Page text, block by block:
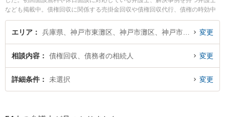
なども掲載中。債権回収に関係する売掛金回収や債権回収代行、債権の時効中
断等の細かな分野での絞り込み検索もでき便利です。特に神戸湊川法律事務所
の藤掛 昂平弁護士や石井法律事務所の石井 龍一弁護士、至道法律事務所 神戸
のトラブルを今すぐに弁護士に相談したい』『債務者の相続人への債権回収の
トラブル解決の実績豊富な近くの弁護士を検索したい』『初回相談無料で債務
者の相続人への債権回収を法律相談できる神戸市内の弁護士に相談予約した
エリア 変更
相談内容 債権回収、債務者の相続人 変更
詳細条件 未選択 変更